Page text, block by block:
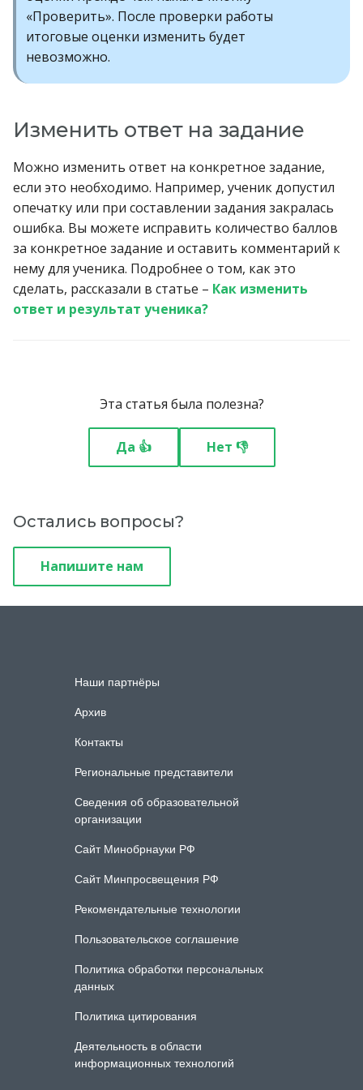
«Проверить». После проверки работы
итоговые оценки изменить будет
невозможно.
Изменить ответ на задание
Можно изменить ответ на конкретное задание,
если это необходимо. Например, ученик допустил
опечатку или при составлении задания закралась
ошибка. Вы можете исправить количество баллов
за конкретное задание и оставить комментарий к
нему для ученика. Подробнее о том, как это
сделать, рассказали в статье – Как изменить
ответ и результат ученика?
Эта статья была полезна?
Да 👍 Нет 👎
Остались вопросы?
Напишите нам
Наши партнёры
Архив
Контакты
Региональные представители
Сведения об образовательной
организации
Сайт Минобрнауки РФ
Сайт Минпросвещения РФ
Рекомендательные технологии
Пользовательское соглашение
Политика обработки персональных
данных
Политика цитирования
Деятельность в области
информационных технологий